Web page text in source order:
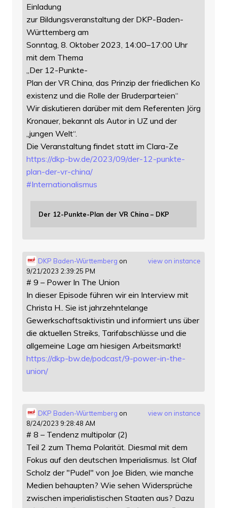
Einladung
zur Bildungsveranstaltung der DKP-Baden-
Württemberg am
Sonntag, 8. Oktober 2023, 14:00–17:00 Uhr
mit dem Thema
„Der 12-Punkte-
Plan der VR China, das Prinzip der friedlichen Ko
existenz und die Rolle der Bruderparteien“
Wir diskutieren darüber mit dem Referenten Jörg
Kronauer, bekannt als Autor in UZ und der
„jungen Welt“.
Die Veranstaltung findet statt im Clara-Ze
https://dkp-bw.de/2023/09/der-12-punkte-
plan-der-vr-china/
#Internationalismus
Der 12-Punkte-Plan der VR China – DKP
view on instance
DKP Baden-Württemberg on
9/21/2023 2:39:25 PM
# 9 – Power In The Union
In dieser Episode führen wir ein Interview mit
Christa H.. Sie ist jahrzehntelange
Gewerkschaftsaktivistin und informiert uns über
die aktuellen Streiks, Tarifabschlüsse und die
allgemeine Lage am hiesigen Arbeitsmarkt!
https://dkp-bw.de/podcast/9-power-in-the-
union/
view on instance
DKP Baden-Württemberg on
8/24/2023 9:28:48 AM
# 8 – Tendenz multipolar (2)
Teil 2 zum Thema Polarität. Diesmal mit dem
Fokus auf den deutschen Imperialismus. Ist Olaf
Scholz der "Pudel" von Joe Biden, wie manche
Medien behaupten? Wie sehen Widersprüche
zwischen imperialistischen Staaten aus? Dazu